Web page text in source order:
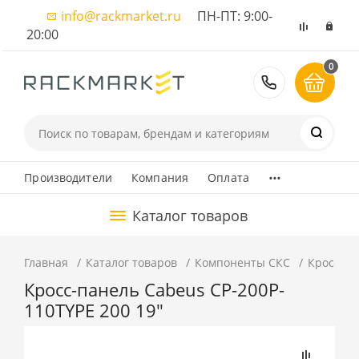
info@rackmarket.ru ПН-ПТ: 9:00-
20:00
8 (495)
0
Производители Компания Оплата ...
Каталог товаров
Главная Каталог товаров Компоненты СКС
Кросс-панель Cabeus CP-200P-
110TYPE 200 19"